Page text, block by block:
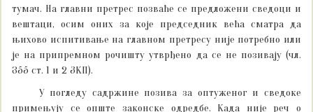
тумач. На главни претрес позваће се предложени сведоци и
вештаци, осим оних за које председник већа сматра да
њихово испитивање на главном претресу није потребно или
је на припремном рочишту утврђено да се не позивају (чл.
355 ст. 1 и 2 ЗКП).
У погледу садржине позива за оптуженог и сведоке
примењују се опште законске одредбе. Када није реч о